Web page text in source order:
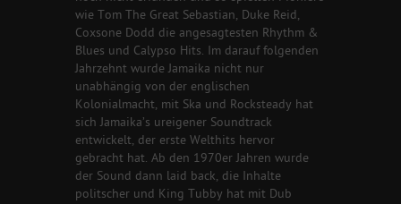
wie Tom The Great Sebastian, Duke Reid,
Coxsone Dodd die angesagtesten Rhythm &
Blues und Calypso Hits. Im darauf folgenden
Jahrzehnt wurde Jamaika nicht nur
unabhängig von der englischen
Kolonialmacht, mit Ska und Rocksteady hat
sich Jamaika’s ureigener Soundtrack
entwickelt, der erste Welthits hervor
gebracht hat. Ab den 1970er Jahren wurde
der Sound dann laid back, die Inhalte
politscher und King Tubby hat mit Dub